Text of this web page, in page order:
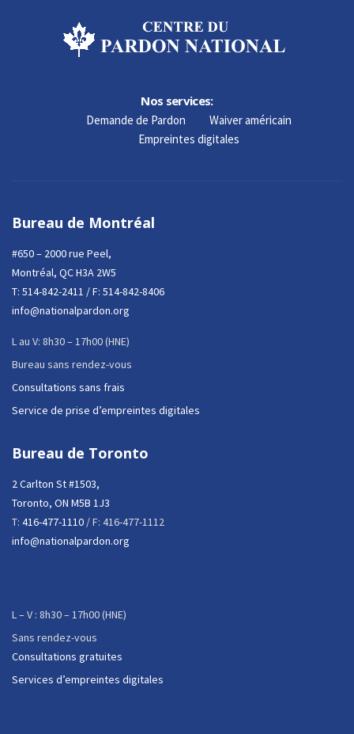
Nos services:
Demande de Pardon
Waiver américain
Empreintes digitales
Bureau de Montréal
#650 – 2000 rue Peel,
Montréal, QC H3A 2W5
T: 514-842-2411 / F: 514-842-8406
info@nationalpardon.org
L au V: 8h30 – 17h00 (HNE)
Bureau sans rendez-vous
Consultations sans frais
Service de prise d’empreintes digitales
Bureau de Toronto
2 Carlton St #1503,
Toronto, ON M5B 1J3
T: 416-477-1110 / F: 416-477-1112
info@nationalpardon.org
L – V : 8h30 – 17h00 (HNE)
Sans rendez-vous
Consultations gratuites
Services d’empreintes digitales